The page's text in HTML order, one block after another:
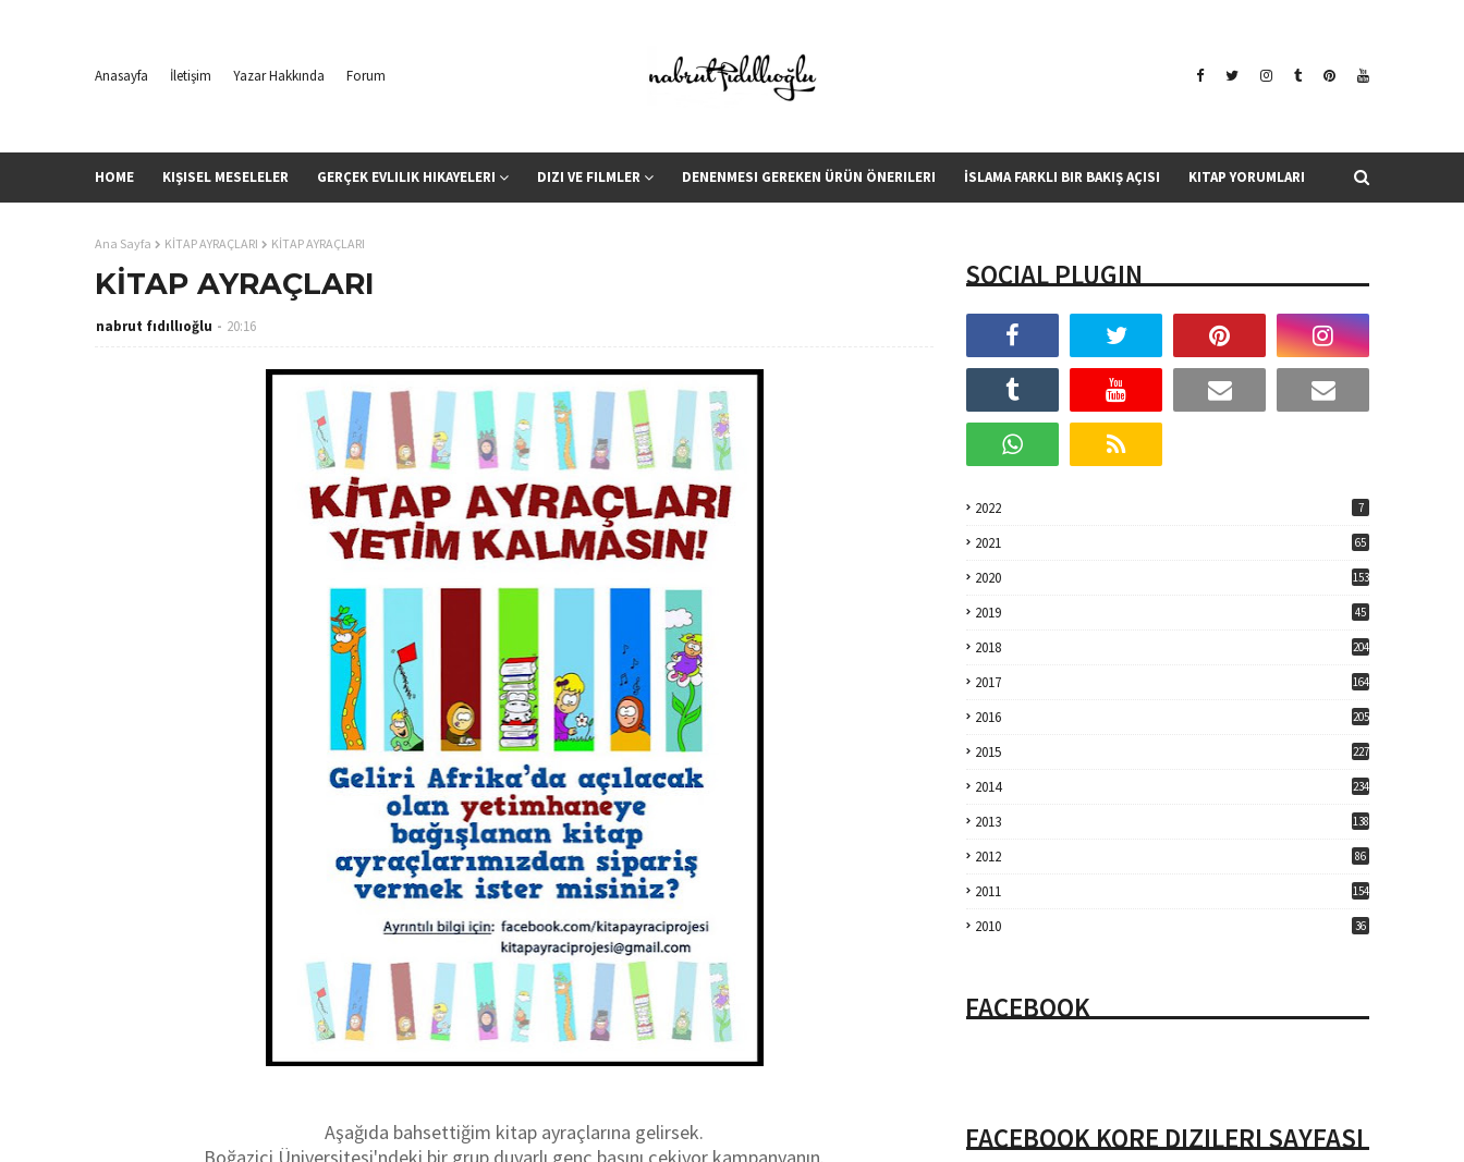
Anasayfa İletişim Yazar Hakkında Forum
HOME KIŞISEL MESELELER GERÇEK EVLILIK HIKAYELERI DIZI VE FILMLER DENENMESI GEREKEN ÜRÜN ÖNERILERI İSLAMA FARKLI BIR BAKIŞ AÇISI KITAP YORUMLARI
Ana Sayfa KİTAP AYRAÇLARI KİTAP AYRAÇLARI
KİTAP AYRAÇLARI
nabrut fıdıllıoğlu 20:16
Aşağıda bahsettiğim kitap ayraçlarına gelirsek.
SOCIAL PLUGIN
2022 7
2021 65
2020 153
2019 45
2018 204
2017 164
2016 205
2015 227
2014 234
2013 138
2012 86
2011 154
2010 36
FACEBOOK
FACEBOOK KORE DIZILERI SAYFASI